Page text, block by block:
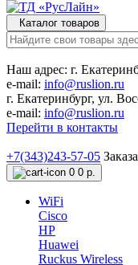
Каталог товаров
Наш адрес: г.
e-mail: info@ruslion.ru
г. Екатеринбург, ул.
e-mail: info@ruslion.ru
Перейти в контакты
+7(343)243-57-05
0 0 р.
WiFi
Cisco
HP
Huawei
Ruckus Wireless